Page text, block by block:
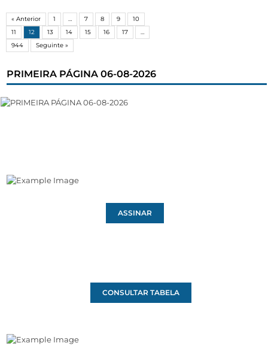
« Anterior 1 … 7 8 9
10
11
12 13 14 15 16 17
…
944
Seguinte »
PRIMEIRA PÁGINA 06-08-2026
ASSINAR
CONSULTAR TABELA